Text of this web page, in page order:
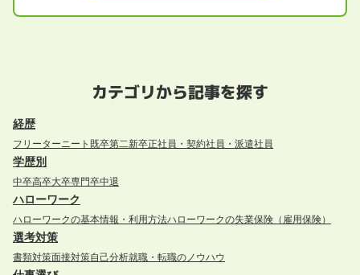
カテゴリから記事を探す
経歴
フリーターニート 既卒第二新卒正社員・契約社員・派遣社員
学歴別
中卒高卒大卒専門卒中退
ハローワーク
ハローワークの基本情報・利用方法ハローワークの失業保険（雇用保険）
選考対策
書類対策面接対策自己分析就職・転職のノウハウ